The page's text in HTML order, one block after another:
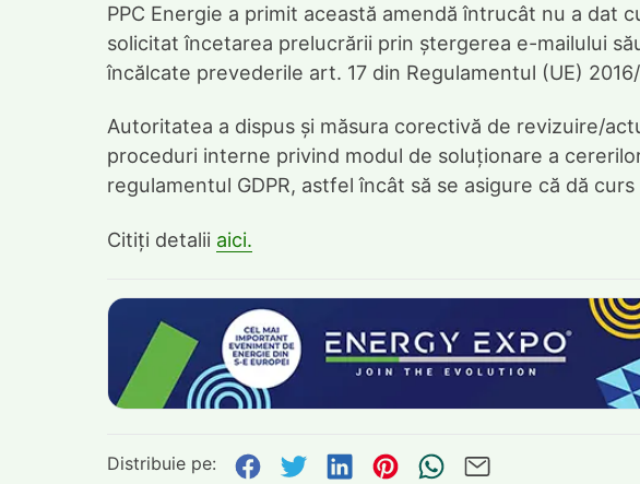
PPC Energie a primit această amendă întrucât nu a dat
solicitat încetarea prelucrării prin ștergerea e-mailului
încălcate prevederile art. 17 din Regulamentul (UE)
Autoritatea a dispus și măsura corectivă de revizuire/
proceduri interne privind modul de soluționare a
regulamentul GDPR, astfel încât să se asigure că dă
Citiți detalii aici.
Distribuie pe: Distribuie pe Facebook
Distribuie pe Twitter
Distribuie pe LinkedIn
Distribuie pe Pinterest
Trimite prin